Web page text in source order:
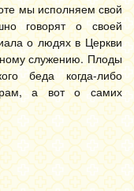
мы исполняем свой
говорят о своей
о людях в Церкви
служению. Плоды
беда когда-либо
а вот о самих